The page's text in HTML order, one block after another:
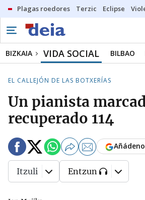
Plagas roedores Terzic Eclipse
BIZKAIA VIDA SOCIAL BILBAO
EL CALLEJÓN DE LAS BOTXERÍAS
Un pianista
recuperado 114
Itzuli Entzun